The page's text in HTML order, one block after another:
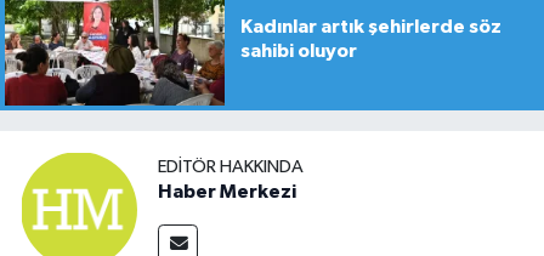
Kadınlar artık şehirlerde söz
sahibi oluyor
EDITÖR HAKKINDA
Haber Merkezi